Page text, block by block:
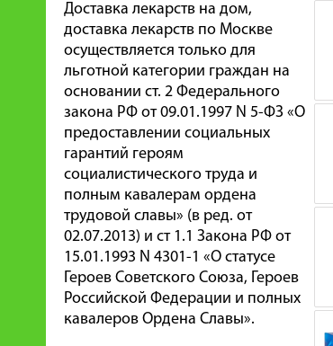
Доставка лекарств на дом,
доставка лекарств по Москве
осуществляется только для
льготной категории граждан на
основании ст. 2 Федерального
закона РФ от 09.01.1997 N 5-ФЗ «О
предоставлении социальных
гарантий героям
социалистического труда и
полным кавалерам ордена
трудовой славы» (в ред. от
02.07.2013) и ст 1.1 Закона РФ от
15.01.1993 N 4301-1 «О статусе
Героев Советского Союза, Героев
Российской Федерации и полных
кавалеров Ордена Славы».